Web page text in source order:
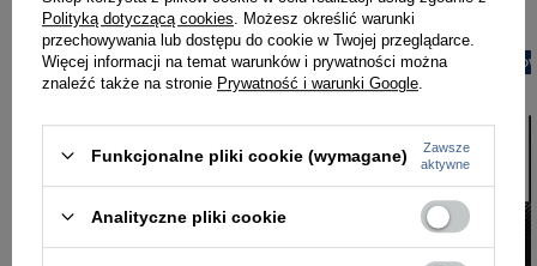
PROMOCJA NOWOŚĆ PROMOCJA
Polityką dotyczącą cookies . Możesz określić warunki
przechowywania lub dostępu do cookie w Twojej przeglądarce.
Więcej informacji na temat warunków i prywatności można
znaleźć także na stronie Prywatność i warunki Google
Funkcjonalne pliki cookie (wymagane)
Zawsze
aktywne
Analityczne pliki cookie